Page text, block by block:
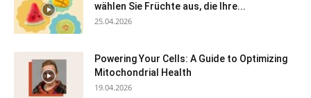
wählen Sie Früchte aus, die Ihre...
25.04.2026
Powering Your Cells: A Guide to Optimizing
Mitochondrial Health
19.04.2026